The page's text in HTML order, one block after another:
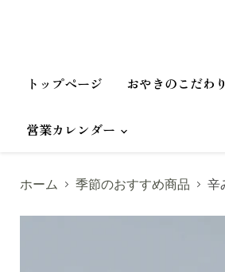
トップページ おやきのこだわり
営業カレンダー
ホーム 季節のおすすめ商品 辛